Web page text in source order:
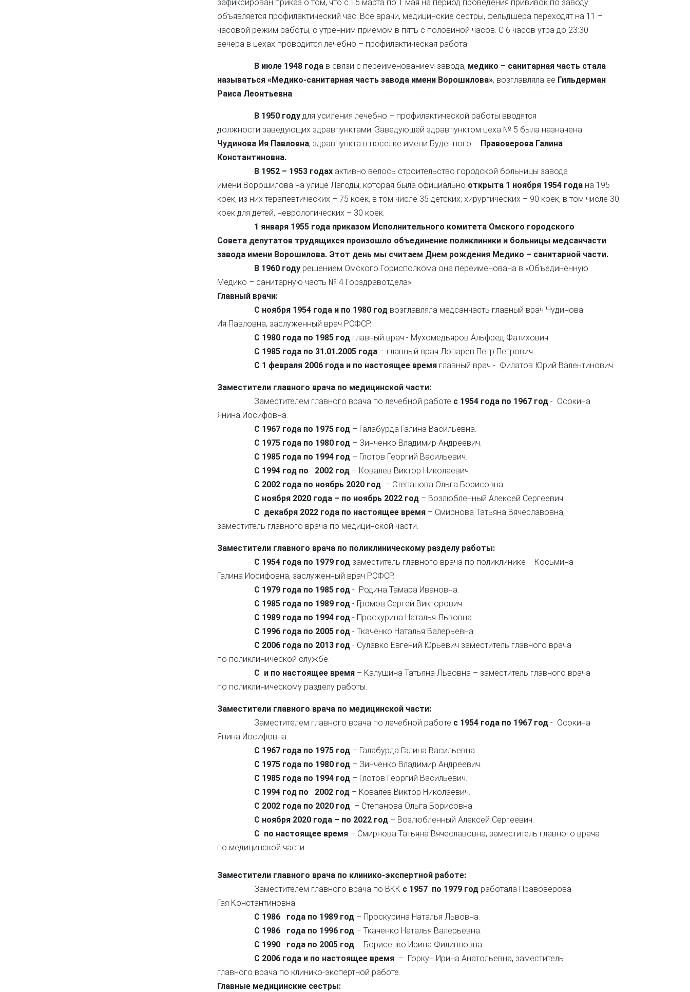
зафиксирован приказ о том, что с 15 марта по 1 мая на период проведения прививок по заводу
объявляется профилактический час. Все врачи, медицинские сестры, фельдшера переходят на 11 –
часовой режим работы, с утренним приемом в пять с половиной часов. С 6 часов утра до 23:30
вечера в цехах проводится лечебно – профилактическая работа.
В июле 1948 года в связи с переименованием завода, медико – санитарная часть стала
называться «Медико-санитарная часть завода имени Ворошилова», возглавляла ее Гильдерман
Раиса Леонтьевна.
В 1950 году для усиления лечебно – профилактической работы вводятся
должности заведующих здравпунктами. Заведующей здравпунктом цеха № 5 была назначена
Чудинова Ия Павловна, здравпункта в поселке имени Буденного – Правоверова Галина
Константиновна.
В 1952 – 1953 годах активно велось строительство городской больницы завода
имени Ворошилова на улице Лагоды, которая была официально открыта 1 ноября 1954 года на 195
коек, из них терапевтических – 75 коек, в том числе 35 детских; хирургических – 90 коек, в том числе 30
коек для детей, неврологических – 30 коек.
1 января 1955 года приказом Исполнительного комитета Омского городского
Совета депутатов трудящихся произошло объединение поликлиники и больницы медсанчасти
завода имени Ворошилова. Этот день мы считаем Днем рождения Медико – санитарной части.
В 1960 году решением Омского Горисполкома она переименована в «Объединенную
Медико – санитарную часть № 4 Горздравотдела».
Главный врачи:
С ноября 1954 года и по 1980 год возглавляла медсанчасть главный врач Чудинова
Ия Павловна, заслуженный врач РСФСР.
С 1980 года по 1985 год главный врач - Мухомедьяров Альфред Фатихович.
С 1985 года по 31.01.2005 года – главный врач Лопарев Петр Петрович.
С 1 февраля 2006 года и по настоящее время главный врач - Филатов Юрий Валентинович.
Заместители главного врача по медицинской части:
Заместителем главного врача по лечебной работе с 1954 года по 1967 год - Осокина
Янина Иосифовна.
С 1967 года по 1975 год – Галабурда Галина Васильевна.
С 1975 года по 1980 год – Зинченко Владимир Андреевич.
С 1985 года по 1994 год – Глотов Георгий Васильевич.
С 1994 год по 2002 год – Ковалев Виктор Николаевич.
С 2002 года по ноябрь 2020 год – Степанова Ольга Борисовна.
С ноября 2020 года – по ноябрь 2022 год – Возлюбленный Алексей Сергеевич.
С декабря 2022 года по настоящее время – Смирнова Татьяна Вячеславовна,
заместитель главного врача по медицинской части.
Заместители главного врача по поликлиническому разделу работы:
С 1954 года по 1979 год заместитель главного врача по поликлинике - Косьмина
Галина Иосифовна, заслуженный врач РСФСР.
С 1979 года по 1985 год - Родина Тамара Ивановна.
С 1985 года по 1989 год - Громов Сергей Викторович.
С 1989 года по 1994 год - Проскурина Наталья Львовна.
С 1996 года по 2005 год - Ткаченко Наталья Валерьевна.
С 2006 года по 2013 год - Сулавко Евгений Юрьевич заместитель главного врача
по поликлинической службе.
С и по настоящее время – Калушина Татьяна Львовна – заместитель главного врача
по поликлиническому разделу работы.
Заместители главного врача по медицинской части:
Заместителем главного врача по лечебной работе с 1954 года по 1967 год - Осокина
Янина Иосифовна.
С 1967 года по 1975 год – Галабурда Галина Васильевна.
С 1975 года по 1980 год – Зинченко Владимир Андреевич.
С 1985 года по 1994 год – Глотов Георгий Васильевич.
С 1994 год по 2002 год – Ковалев Виктор Николаевич.
С 2002 года по 2020 год – Степанова Ольга Борисовна.
С ноября 2020 года – по 2022 год – Возлюбленный Алексей Сергеевич.
С по настоящее время – Смирнова Татьяна Вячеславовна, заместитель главного врача
по медицинской части.
Заместители главного врача по клинико-экспертной работе:
Заместителем главного врача по ВКК с 1957 по 1979 год работала Правоверова
Гая Константиновна.
С 1986 года по 1989 год – Проскурина Наталья Львовна.
С 1986 года по 1996 год – Ткаченко Наталья Валерьевна.
С 1990 года по 2005 год – Борисенко Ирина Филипповна.
С 2006 года и по настоящее время – Горкун Ирина Анатольевна, заместитель
главного врача по клинико-экспертной работе.
Главные медицинские сестры: